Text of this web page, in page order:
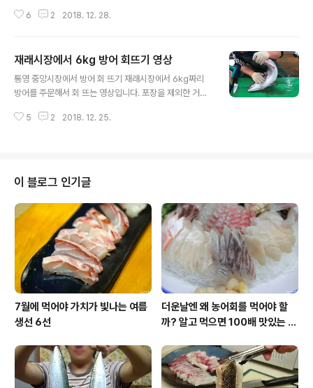
낚시 정기구독자를 위한 즐겨찾기+
6 2 2018. 12. 28.
재래시장에서 6kg 방어 회뜨기 영상
통영 중앙시장에서 방어 회 뜨기 재래시장에서 6kg짜리
방어를 주문해서 회 뜨는 영상입니다. 포장을 제외한 거의
여건이 일식집만큼 세련되진 않습니다. 이점 감안하고 보
맛이 달아나는 것은 아닙니다. 이 부분에 관해 쓴 글이 있으
니 관련 글을 참고해 주시면 좋겠습니다. (관련 글 : 생선회
를 수돗물에 씻어야 하는 중대한 이유) 정기구독자를 위한
즐겨찾기+
5 2 2018. 12. 25.
이 블로그 인기글
7월에 먹어야 가치가 빛나는 여름
생선 6선
더운날엔 왜 농어회를 먹어야 할
까? 알고 먹으면 100배 맛있는 농